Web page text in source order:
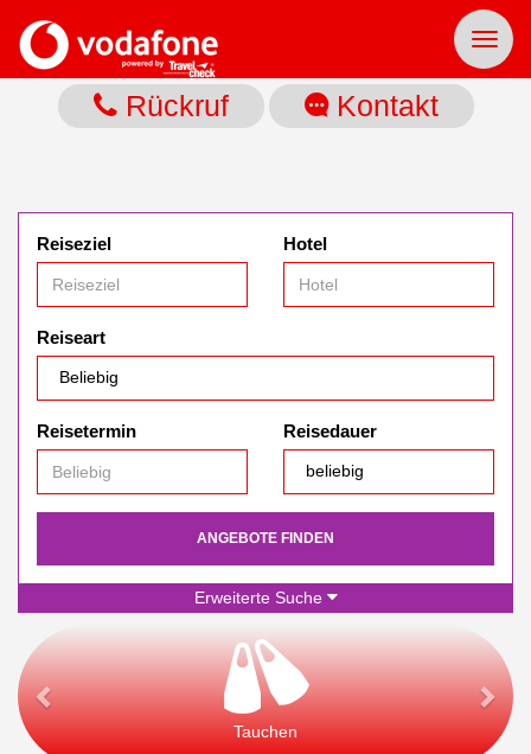
Toggle
Rückruf Kontakt
Reiseziel Hotel
Reiseart
Reisetermin Reisedauer
ANGEBOTE FINDEN
Erweiterte Suche
Tauchen